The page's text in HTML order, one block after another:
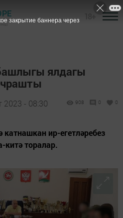
ялдагы
2023 - 08:30 908 0 0
ир-егетләребез
китә торалар.
закрытие баннера через